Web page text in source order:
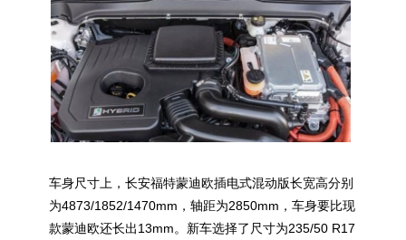
车身尺寸上，长安福特蒙迪欧插电式混动版长宽高分别
为4873/1852/1470mm，轴距为2850mm，车身要比现
款蒙迪欧还长出13mm。新车选择了尺寸为235/50 R17